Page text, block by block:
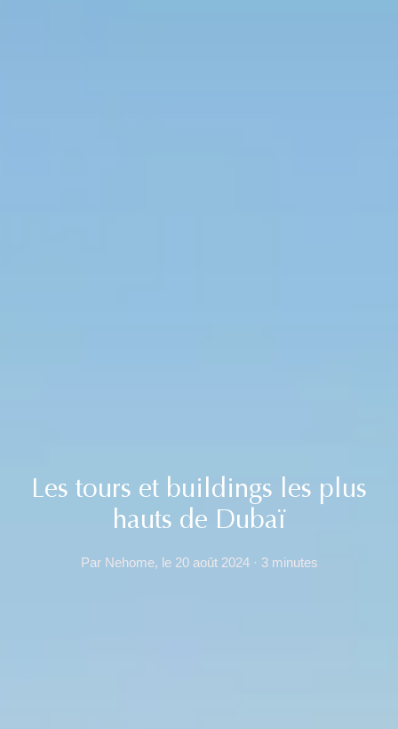
Les tours et buildings les plus
hauts de Dubaï
Par Nehome, le 20 août 2024 · 3 minutes